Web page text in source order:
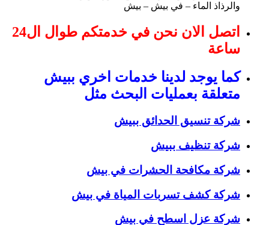
والرذاذ الماء – في بيش – بيش
اتصل الان نحن في خدمتكم طوال ال24
ساعة
كما يوجد لدينا خدمات اخري ببيش
متعلقة بعمليات البحث مثل
شركة تنسيق الحدائق ببيش
شركة تنظيف ببيش
شركة مكافحة الحشرات في بيش
شركة كشف تسربات المياة في بيش
شركة عزل اسطح في بيش